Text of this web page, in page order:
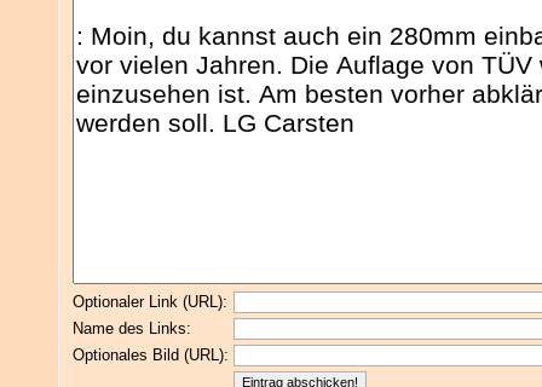
Optionaler Link (URL):
Name des Links:
Optionales Bild (URL):